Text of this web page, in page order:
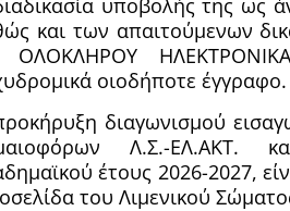
υποβολής της ως
και των απαιτούμενων
ΟΛΟΚΛΗΡΟΥ
οιοδήποτε έγγραφο.
διαγωνισμού
Λ.Σ.-ΕΛ.ΑΚΤ.
έτους 2026-2027,
του Λιμενικού